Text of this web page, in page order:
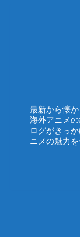
最新から懐
海外アニメ
ログがきっ
ニメの魅力